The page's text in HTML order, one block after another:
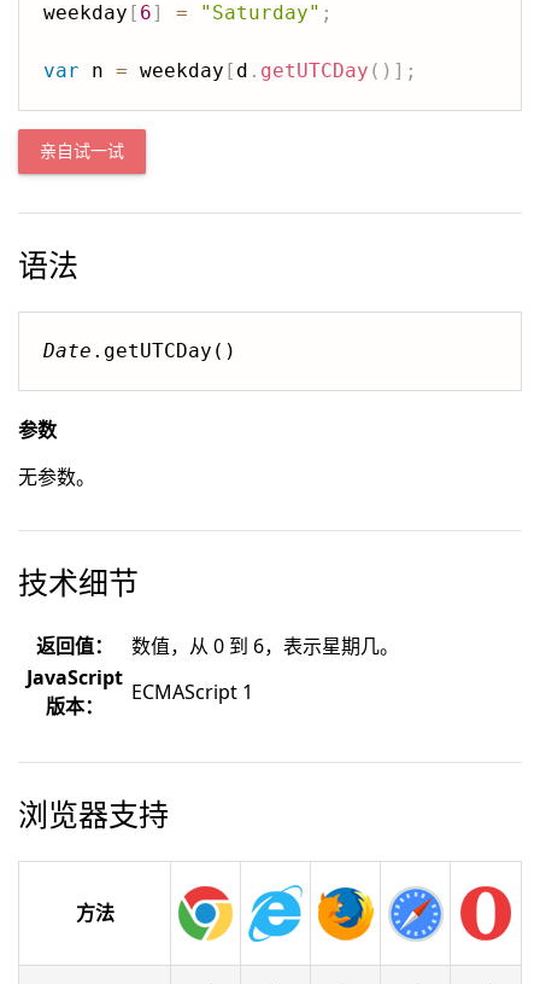
weekday [ 6] = "Saturday" ;
var n = weekday [ d . getUTCDay ( ) ] ;
亲自试一试
语法
Date .getUTCDay()
参数
无参数。
技术细节
返回值：
数值，从 0 到 6，表示星期几。
JavaScript
版本：
ECMAScript 1
浏览器支持
方法